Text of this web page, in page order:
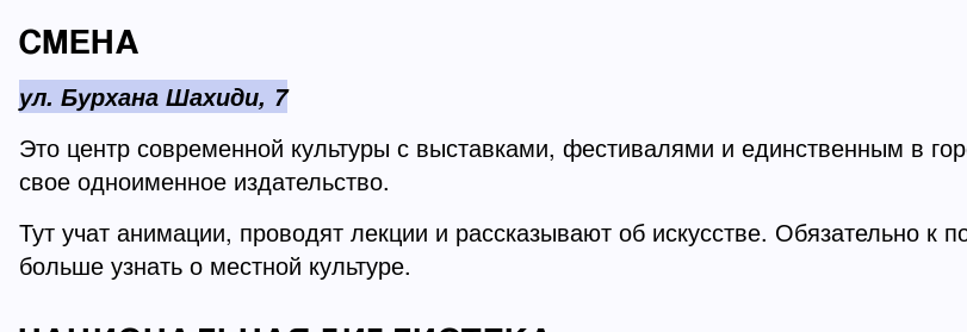
СМЕНА
ул. Бурхана Шахиди, 7
Это центр современной культуры с выставками, фестивалями и единственным в
свое одноименное издательство.
Тут учат анимации, проводят лекции и рассказывают об искусстве. Обязательно к
больше узнать о местной культуре.